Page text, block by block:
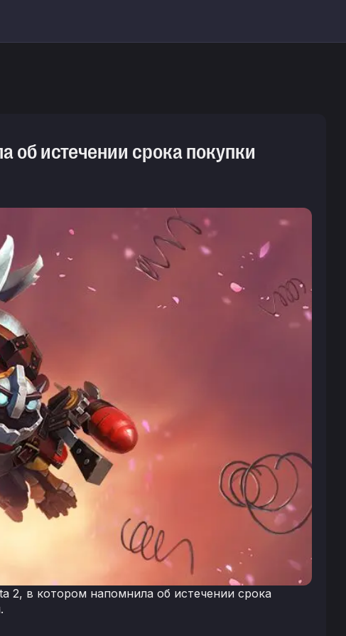
об истечении срока покупки
2, в котором напомнила об истечении срока